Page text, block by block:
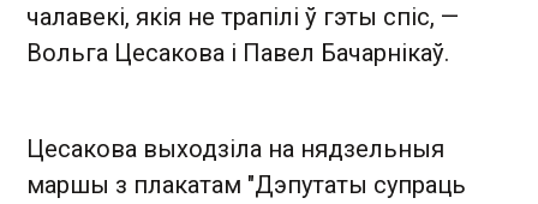
чалавекі, якія не трапілі ў гэты спіс, —
Вольга Цесакова і Павел Бачарнікаў.
Цесакова выходзіла на нядзельныя
маршы з плакатам "Дэпутаты супраць